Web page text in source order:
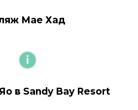
Мае Хад
в Sandy Bay Resort